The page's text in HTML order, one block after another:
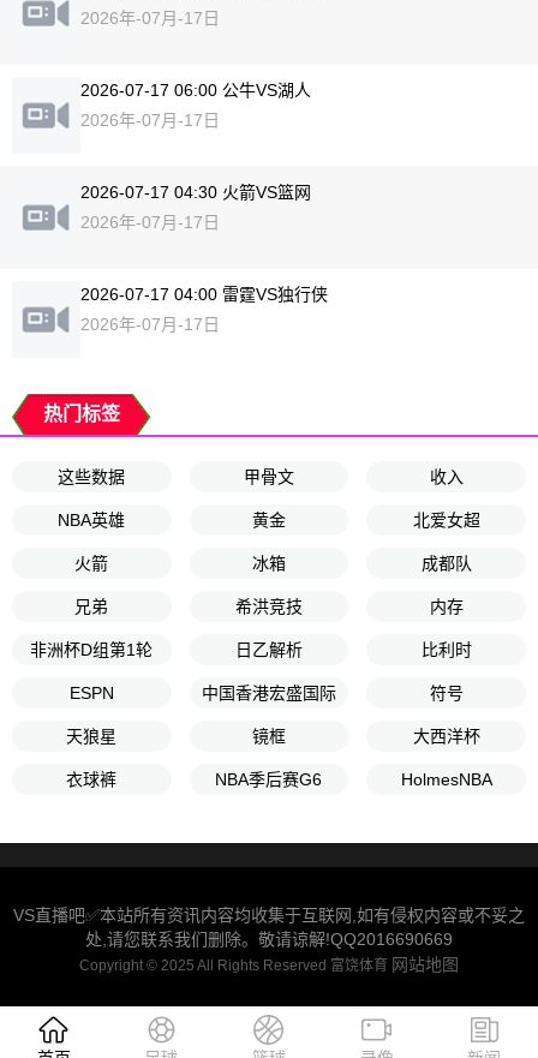
2026年-07月-17日
2026-07-17 06:00 公牛VS湖人
2026年-07月-17日
2026-07-17 04:30 火箭VS篮网
2026年-07月-17日
2026-07-17 04:00 雷霆VS独行侠
2026年-07月-17日
热门标签
这些数据 甲骨文 收入
NBA英雄 黄金 北爱女超
火箭 冰箱 成都队
兄弟 希洪竞技 内存
非洲杯D组第1轮 日乙解析 比利时
ESPN 中国香港宏盛国际 符号
天狼星 镜框 大西洋杯
衣球裤 NBA季后赛G6 HolmesNBA
VS直播吧✅本站所有资讯内容均收集于互联网,如有侵权内容或不妥之
处,请您联系我们删除。敬请谅解!QQ2016690669
Copyright © 2025 All Rights Reserved 富饶体育 网站地图